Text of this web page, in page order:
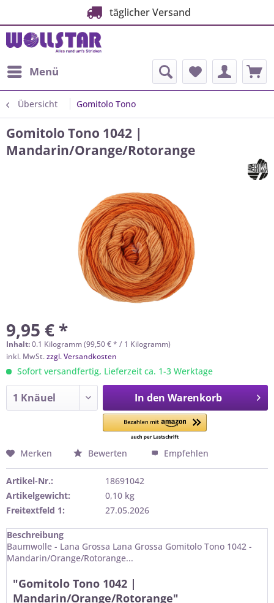
täglicher Versand
Menü
Übersicht Gomitolo Tono
Gomitolo Tono 1042 |
Mandarin/Orange/Rotorange
9,95 € *
Inhalt:0.1 Kilogramm (99,50 € * / 1 Kilogramm)
inkl. MwSt.zzgl. Versandkosten
Sofort versandfertig, Lieferzeit ca. 1-3 Werktage
In den Warenkorb
Merken Bewerten Empfehlen
Artikel-Nr.:
18691042
Artikelgewicht:
0,10 kg
Freitextfeld 1:
27.05.2026
Beschreibung
Baumwolle - Lana Grossa Lana Grossa Gomitolo Tono 1042 -
Mandarin/Orange/Rotorange...
"Gomitolo Tono 1042 |
Mandarin/Orange/Rotorange"